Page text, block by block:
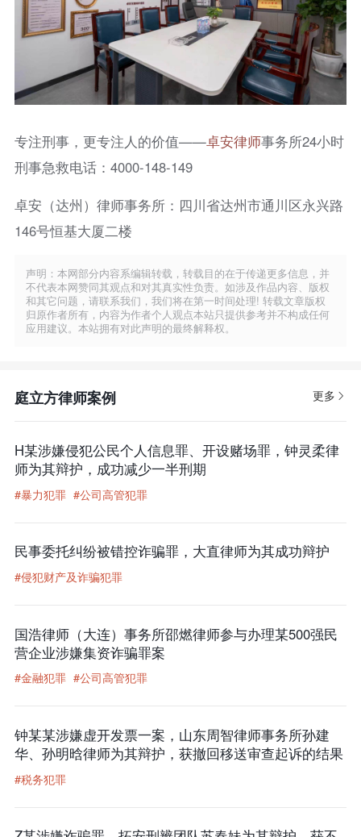
专注刑事，更专注人的价值——卓安律师事务所24小时
刑事急救电话：4000-148-149
卓安（达州）律师事务所：四川省达州市通川区永兴路
146号恒基大厦二楼
声明：本网部分内容系编辑转载，转载目的在于传递更多信息，并
不代表本网赞同其观点和对其真实性负责。如涉及作品内容、版权
和其它问题，请联系我们，我们将在第一时间处理! 转载文章版权
归原作者所有，内容为作者个人观点本站只提供参考并不构成任何
应用建议。本站拥有对此声明的最终解释权。
庭立方律师案例 更多
H某涉嫌侵犯公民个人信息罪、开设赌场罪，钟灵柔律
师为其辩护，成功减少一半刑期
#暴力犯罪 #公司高管犯罪
民事委托纠纷被错控诈骗罪，大直律师为其成功辩护
#侵犯财产及诈骗犯罪
国浩律师（大连）事务所邵燃律师参与办理某500强民
营企业涉嫌集资诈骗罪案
#金融犯罪 #公司高管犯罪
钟某某涉嫌虚开发票一案，山东周智律师事务所孙建
华、孙明晗律师为其辩护，获撤回移送审查起诉的结果
#税务犯罪